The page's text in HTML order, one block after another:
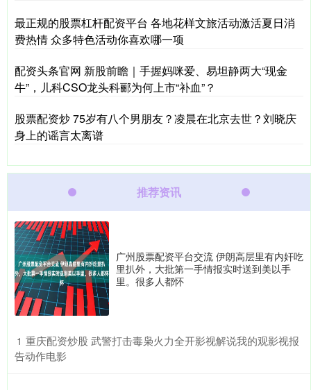
最正规的股票杠杆配资平台 各地花样文旅活动激活夏日消
费热情 众多特色活动你喜欢哪一项
配资头条官网 新股前瞻｜手握妈咪爱、易坦静两大“现金
牛”，儿科CSO龙头科郦为何上市“补血”？
股票配资炒 75岁有八个男朋友？凌晨在北京去世？刘晓庆
身上的谣言太离谱
推荐资讯
广州股票配资平台交流 伊朗高层里有内奸吃
里扒外，大批第一手情报实时送到美以手
里。很多人都怀
1 ​重庆配资炒股 武警打击毒枭火力全开影视解说我的观影视报
告动作电影